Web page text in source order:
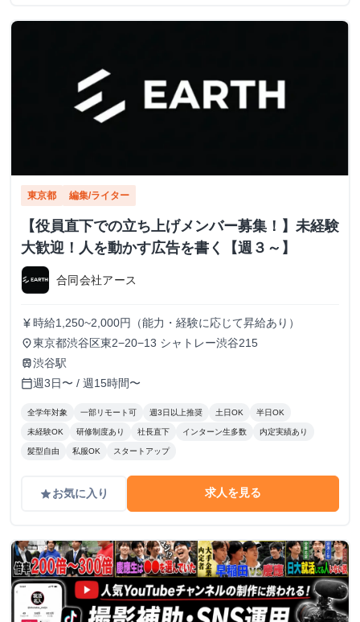
東京都 編集/ライター
【役員直下での立ち上げメンバー募集！】未経験
大歓迎！人を動かす広告を書く【週３～】
合同会社アース
currency_yen 時給1,250~2,000円（能力・経験に応じて昇給あり）
place東京都渋谷区東2−20−13 シャトレー渋谷215
train渋谷駅
calendar_today週3日〜 / 週15時間〜
全学年対象 一部リモート可 週3日以上推奨 土日OK 半日OK
未経験OK 研修制度あり 社長直下 インターン生多数 内定実績あり
髪型自由 私服OK スタートアップ
gradeお気に入り 求人を見る